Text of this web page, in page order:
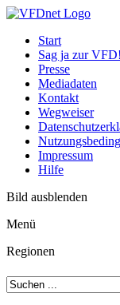
Start
Sag ja zur VFD!
Presse
Mediadaten
Kontakt
Wegweiser
Impressum
Hilfe
Bild ausblenden
Menü
Regionen